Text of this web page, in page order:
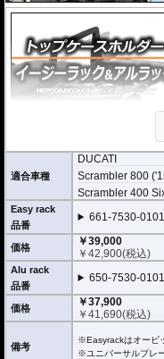
２種類のホルダーをラインナッ
ヘプコ&ベッカー
のトップケ
(垂直に立っている部分)が、折
ップ。お客様の使用スタイル
折りたたみタイプ Easy rack /
位置決めガイドが折りたたみ
ます。
トップケースを必要としないよ
す。
固定タイプ Alu rack / アルラ
位置決めガイドがボルトで固定
リアとなります。
リーズナブルな価格も魅力。
適合車種
DUCATI
Scrambler 800
Scrambler 400
Easy rack
品番
661-7530-0101
価格
￥39,000
￥42,900(税込)
Alu rack
品番
650-7530-0101
価格
￥37,900
￥41,690(税込)
備考
※Easyrackはオービ
※ユニバーサルプレ